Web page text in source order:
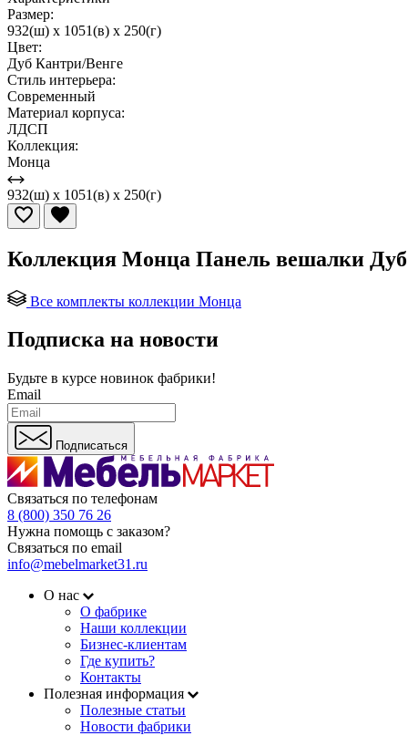
Размер:
932(ш) x 1051(в) x 250(г)
Цвет:
Дуб Кантри/Венге
Стиль интерьера:
Современный
Материал корпуса:
ЛДСП
Коллекция:
Монца
932(ш) x 1051(в) x 250(г)
Коллекция Монца Панель вешалки
Все комплекты коллекции Монца
Подписка на новости
Будьте в курсе новинок фабрики!
Email
Подписаться
Связаться по телефонам
8 (800) 350 76 26
Нужна помощь с заказом?
Связаться по email
info@mebelmarket31.ru
О нас
О фабрике
Наши коллекции
Бизнес-клиентам
Где купить?
Контакты
Полезная информация
Полезные статьи
Новости фабрики